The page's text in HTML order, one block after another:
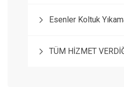
Esenler Koltuk
TÜM HİZMET